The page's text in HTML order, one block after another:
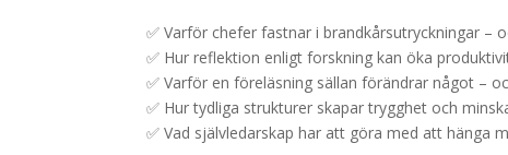
✅ Varför chefer fastnar i brandkårsutryckningar –
✅ Hur reflektion enligt forskning kan öka
✅ Varför en föreläsning sällan förändrar något –
✅ Hur tydliga strukturer skapar trygghet och
✅ Vad självledarskap har att göra med att hänga